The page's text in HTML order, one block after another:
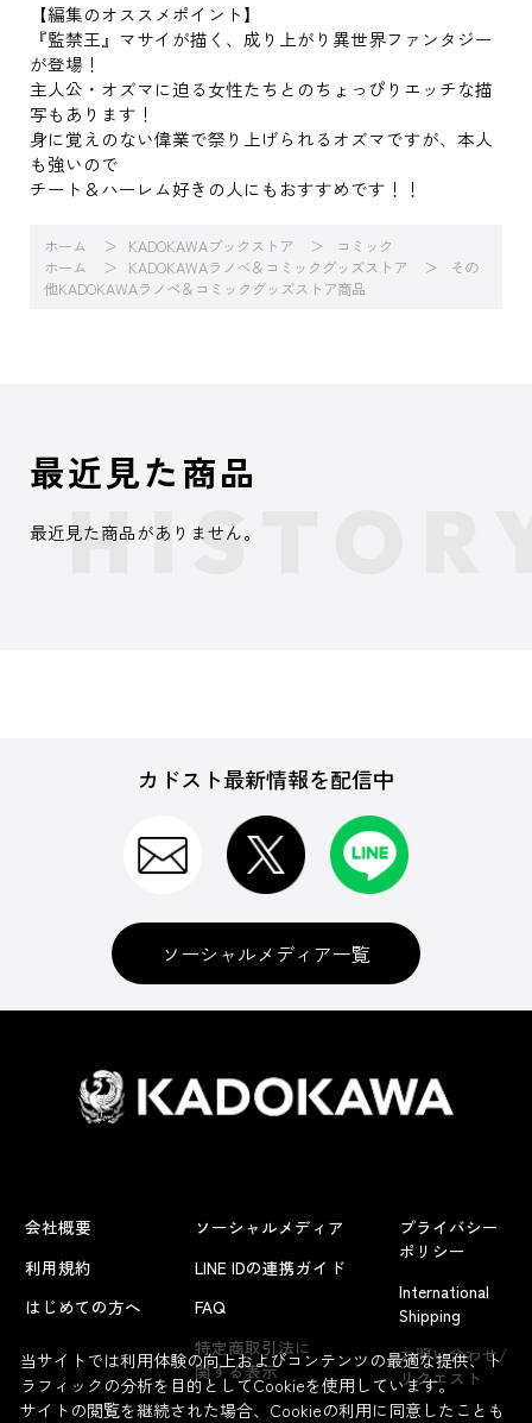
【編集のオススメポイント】
『監禁王』マサイが描く、成り上がり異世界ファンタジー
が登場！
主人公・オズマに迫る女性たちとのちょっぴりエッチな描
写もあります！
身に覚えのない偉業で祭り上げられるオズマですが、本人
も強いので
チート＆ハーレム好きの人にもおすすめです！！
ホーム KADOKAWAブックストア
コミック
ホーム
KADOKAWAラノベ＆コミックグッズストア
その
他KADOKAWAラノベ＆コミックグッズストア商品
よくあるお問い合わせ
最近見た商品
最近見た商品がありません。
カドスト最新情報を配信中
ソーシャルメディア一覧
会社概要
利用規約
はじめての方へ
ソーシャルメディア
LINE IDの連携ガイド
FAQ
特定商取引法に
関する表示
プライバシー
ポリシー
International
Shipping
お問い合わせ/
リクエスト
当サイトでは利用体験の向上およびコンテンツの最適な提供、ト
ラフィックの分析を目的としてCookieを使用しています。
サイトの閲覧を継続された場合、Cookieの利用に同意したことも